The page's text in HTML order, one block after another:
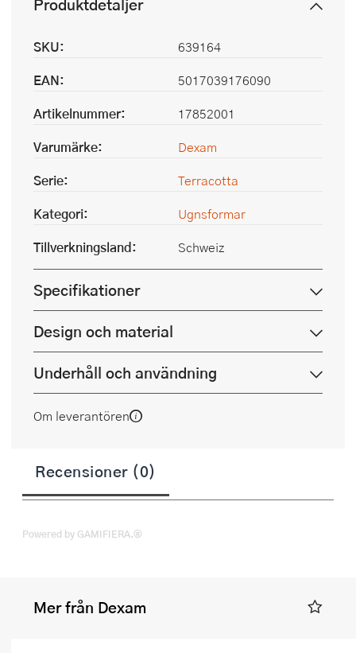
SKU:
639164
EAN:
5017039176090
Artikelnummer:
17852001
Varumärke:
Dexam
Serie:
Terracotta
Kategori:
Ugnsformar
Tillverkningsland:
Schweiz
Specifikationer
Design och material
Underhåll och användning
Om leverantören
Recensioner (0)
Powered by GAMIFIERA.®
Mer från Dexam